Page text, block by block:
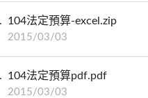
104法定預算-excel.zip
2015/03/03
104法定預算pdf.pdf
2015/03/03